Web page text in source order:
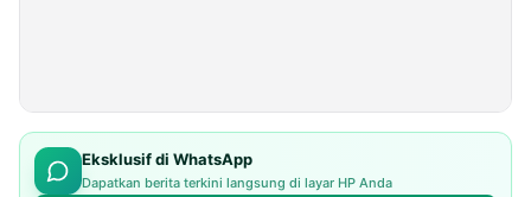
Eksklusif di WhatsApp
Dapatkan berita terkini langsung di layar HP Anda